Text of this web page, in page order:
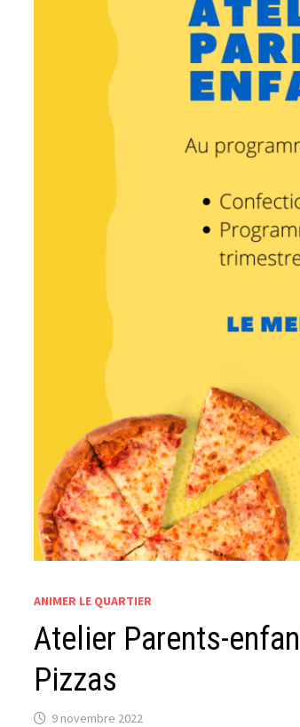
ANIMER LE QUARTIER
Atelier Parents-
Pizzas
9 novembre 2022